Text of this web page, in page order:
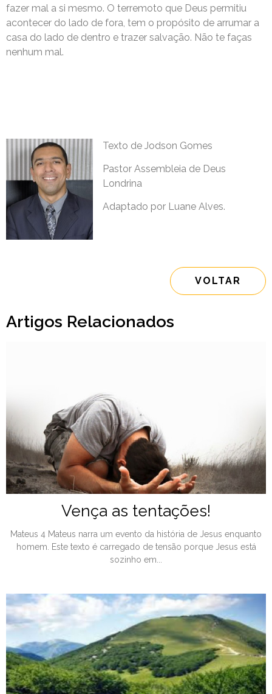
fazer mal a si mesmo. O terremoto que Deus permitiu
acontecer do lado de fora, tem o propósito de arrumar a
casa do lado de dentro e trazer salvação. Não te faças
nenhum mal.
Texto de Jodson Gomes
Pastor Assembleia de Deus
Londrina
Adaptado por Luane Alves.
VOLTAR
Artigos Relacionados
Vença as tentações!
Mateus 4 Mateus narra um evento da história de Jesus enquanto
homem. Este texto é carregado de tensão porque Jesus está
sozinho em...